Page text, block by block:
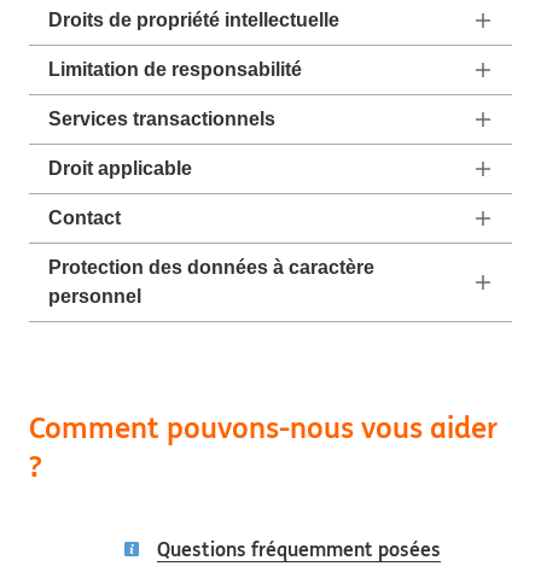
Droits de propriété intellectuelle
Limitation de responsabilité
Services transactionnels
Droit applicable
Contact
Protection des données à caractère
personnel
Comment pouvons-nous vous aider
?
Questions fréquemment posées